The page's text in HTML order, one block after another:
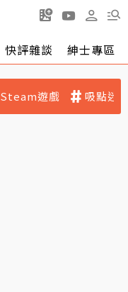
快評雜談 紳士專區
Steam遊戲 吸點迷